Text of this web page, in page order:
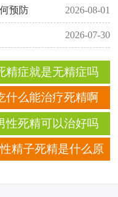
预防 2026-08-01
2026-07-30
精症就是无精症吗
什么能治疗死精啊
性死精可以治好吗
精子死精是什么原